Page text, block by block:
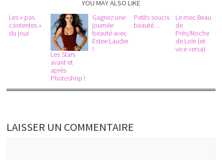
YOU MAY ALSO LIKE
Les « pas
contentes »
du jour
Les Stars
avant et
après
Photoshop !
Gagnez une
journée
beauté avec
Estee Lauder
!
Petits soucis
beauté…
Le mec Beau
de
Près/Moche
de Loin (et
vice versa)
LAISSER UN COMMENTAIRE